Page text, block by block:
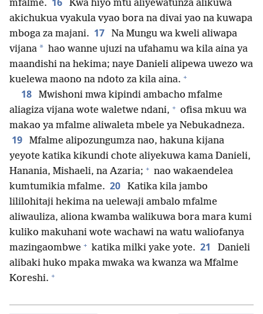
mfalme.
Kwa hiyo mtu aliyewatunza alikuwa
akichukua vyakula vyao bora na divai yao na kuwapa
mboga za majani. 17
Na Mungu wa kweli aliwapa
vijana * hao wanne ujuzi na ufahamu wa kila aina ya
maandishi na hekima; naye Danieli alipewa uwezo wa
kuelewa maono na ndoto za kila aina. +
18
Mwishoni mwa kipindi ambacho mfalme
aliagiza vijana wote waletwe ndani, + ofisa mkuu wa
makao ya mfalme aliwaleta mbele ya Nebukadneza.
19
Mfalme alipozungumza nao, hakuna kijana
yeyote katika kikundi chote aliyekuwa kama Danieli,
Hanania, Mishaeli, na Azaria; + nao wakaendelea
kumtumikia mfalme. 20
Katika kila jambo
lililohitaji hekima na uelewaji ambalo mfalme
aliwauliza, aliona kwamba walikuwa bora mara kumi
kuliko makuhani wote wachawi na watu waliofanya
mazingaombwe + katika milki yake yote. 21
Danieli
alibaki huko mpaka mwaka wa kwanza wa Mfalme
Koreshi. +